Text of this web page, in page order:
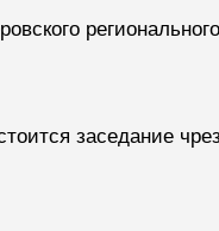
заседание